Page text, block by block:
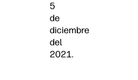
5
de
diciembre
del
2021.